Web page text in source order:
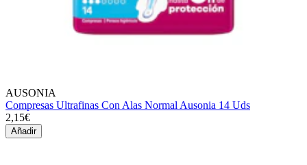
AUSONIA
Compresas Ultrafinas Con Alas Normal Ausonia 14 Uds
2,15€
Añadir